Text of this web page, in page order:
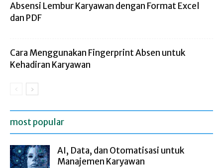
Absensi Lembur Karyawan dengan Format Excel
dan PDF
Cara Menggunakan Fingerprint Absen untuk
Kehadiran Karyawan
most popular
AI, Data, dan Otomatisasi untuk
Manajemen Karyawan